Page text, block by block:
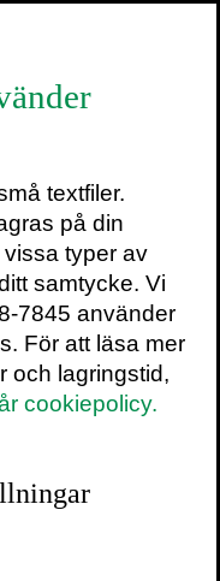
Genom
intervjuerna
smakprov på
textfiler.
på din
typer av
samtycke. Vi
7845 använder
För att läsa mer
och lagringstid,
cookiepolicy.